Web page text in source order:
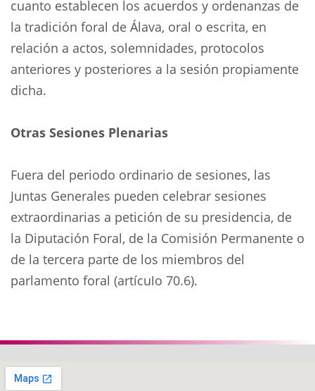
cuanto establecen los acuerdos y ordenanzas de
la tradición foral de Álava, oral o escrita, en
relación a actos, solemnidades, protocolos
anteriores y posteriores a la sesión propiamente
dicha.
Otras Sesiones Plenarias
Fuera del periodo ordinario de sesiones, las
Juntas Generales pueden celebrar sesiones
extraordinarias a petición de su presidencia, de
la Diputación Foral, de la Comisión Permanente o
de la tercera parte de los miembros del
parlamento foral (artículo 70.6).